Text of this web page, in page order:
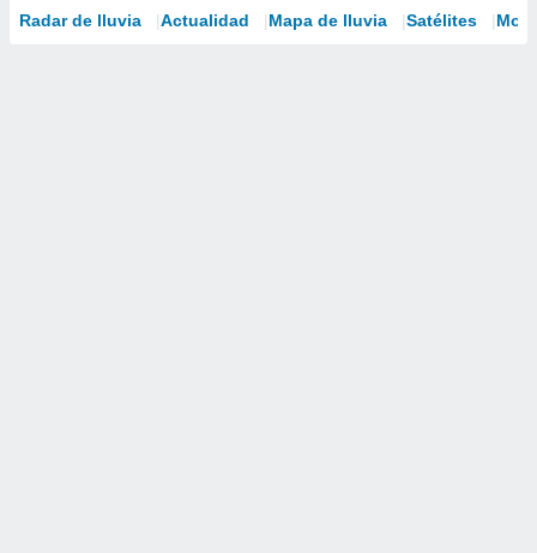
Radar de lluvia Actualidad Mapa de lluvia Satélites